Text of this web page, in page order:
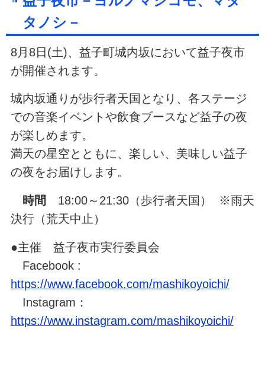
タノシ－
8月8日(土)、益子町城内坂において益子夜市
が開催されます。
城内坂通りが歩行者天国となり、各ステージ
での音楽イベントや飲食ブースなど益子の夜
が楽しめます。
満天の星空とともに、楽しい、美味しい益子
の夜をお届けします。
時間 18:00～21:30（歩行者天国） ※雨天
決行（荒天中止）
●主催 益子夜市実行委員会
Facebook :
https://www.facebook.com/mashikoyoichi/
Instagram：
https://www.instagram.com/mashikoyoichi/